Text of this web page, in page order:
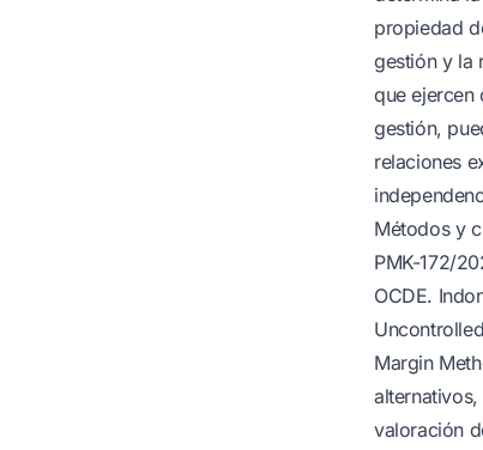
propiedad
gestión y la
que ejercen
gestión,
relaciones
Métodos y
PMK-172/
OCDE.
Margin
valoración